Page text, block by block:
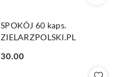
SPOKÓJ 60 kaps.
ZIELARZPOLSKI.PL
Cena:
30.00